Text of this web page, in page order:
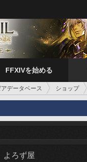
FFXIVを始める
データベース ショップ
よろず屋